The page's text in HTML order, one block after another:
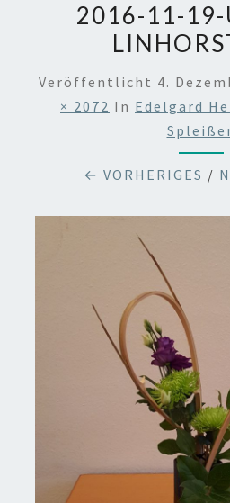
2016-11-19-
Veröffentlicht 4.
× 2072 In Edelgard
← VORHERIGES /